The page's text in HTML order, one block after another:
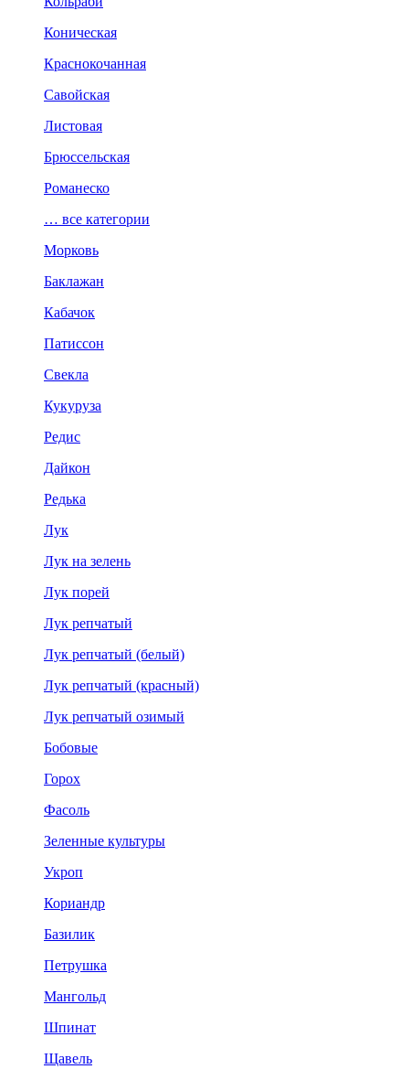
Коническая
Краснокочанная
Савойская
Листовая
Брюссельская
Романеско
… все категории
Морковь
Баклажан
Кабачок
Патиссон
Свекла
Кукуруза
Редис
Дайкон
Редька
Лук
Лук на зелень
Лук порей
Лук репчатый
Лук репчатый (белый)
Лук репчатый (красный)
Лук репчатый озимый
Бобовые
Горох
Фасоль
Зеленные культуры
Укроп
Кориандр
Базилик
Петрушка
Мангольд
Шпинат
Щавель